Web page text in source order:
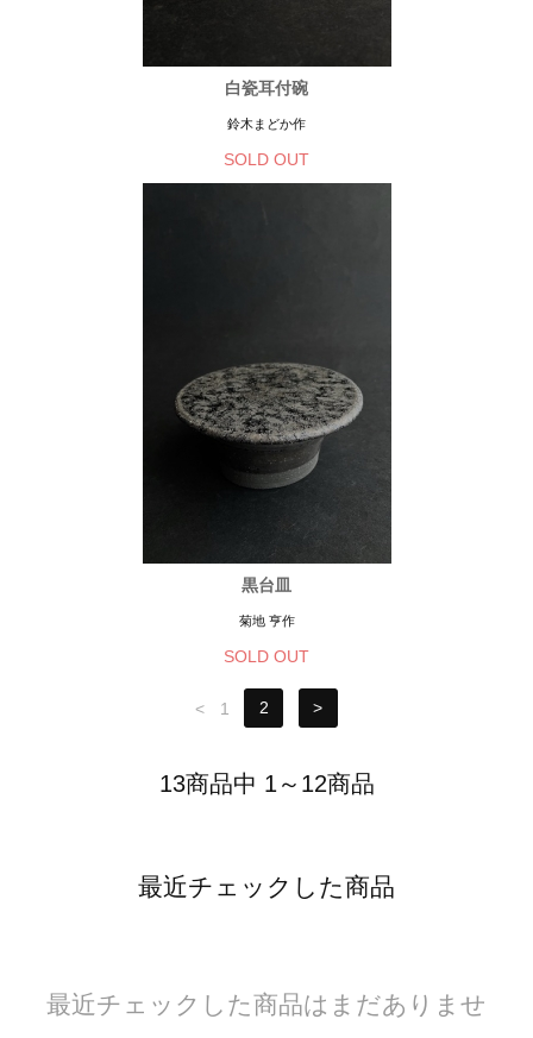
白瓷耳付碗
鈴木まどか作
SOLD OUT
黒台皿
菊地 亨作
SOLD OUT
< 1 2 >
13商品中 1～12商品
最近チェックした商品
最近チェックした商品はまだありませ